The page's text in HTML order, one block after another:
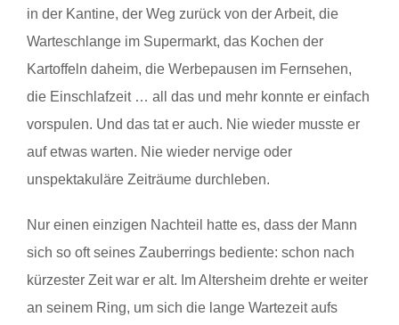
in der Kantine, der Weg zurück von der Arbeit, die
Warteschlange im Supermarkt, das Kochen der
Kartoffeln daheim, die Werbepausen im Fernsehen,
die Einschlafzeit … all das und mehr konnte er einfach
vorspulen. Und das tat er auch. Nie wieder musste er
auf etwas warten. Nie wieder nervige oder
unspektakuläre Zeiträume durchleben.
Nur einen einzigen Nachteil hatte es, dass der Mann
sich so oft seines Zauberrings bediente: schon nach
kürzester Zeit war er alt. Im Altersheim drehte er weiter
an seinem Ring, um sich die lange Wartezeit aufs